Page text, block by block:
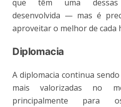
que têm uma dessas
desenvolvida — mas é
aproveitar o melhor de cada
Diplomacia
A diplomacia continua
mais valorizadas no
principalmente para